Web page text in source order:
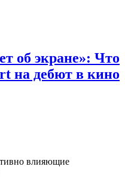
об экране»: Что
на дебют в кино
влияющие